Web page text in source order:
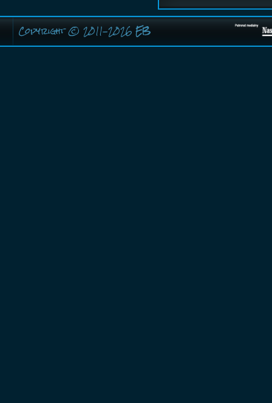
Copyright © 2011-2026 EB